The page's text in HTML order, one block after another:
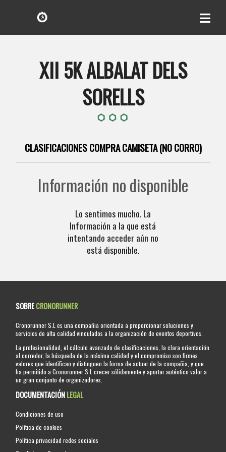
XII 5K ALBALAT DELS
SORELLS
CLASIFICACIONES COMPRA CAMISETA (NO CORRO)
Información no disponible
Lo sentimos mucho. La
Información a la que está
intentando acceder aún no
está disponible.
SOBRECRONORUNNER
Cronorunner S.L es una compañia orientada a proporcionar soluciones y
servicios de alta calidad vinculados a la organización de eventos deportivos.
La profesionalidad, el cálculo avanzado de clasificaciones, la clara orientación
al corredor, la búsqueda de la máxima calidad y el compromiso son firmes
valores que identifican y distinguen la forma de actuar de la compañia, y que
ha permitido a Cronorunner S.L crecer sólidamente y aportar auténtico valor a
un gran conjunto de organizadores.
DOCUMENTACIÓNLEGAL
Condiciones de uso
Política de cookies
Política privacidad redes sociales